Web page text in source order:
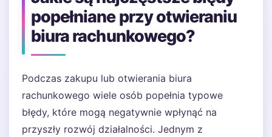
popełniane przy otwieraniu
biura rachunkowego?
Podczas zakupu lub otwierania biura
rachunkowego wiele osób popełnia typowe
błędy, które mogą negatywnie wpłynąć na
przyszły rozwój działalności. Jednym z